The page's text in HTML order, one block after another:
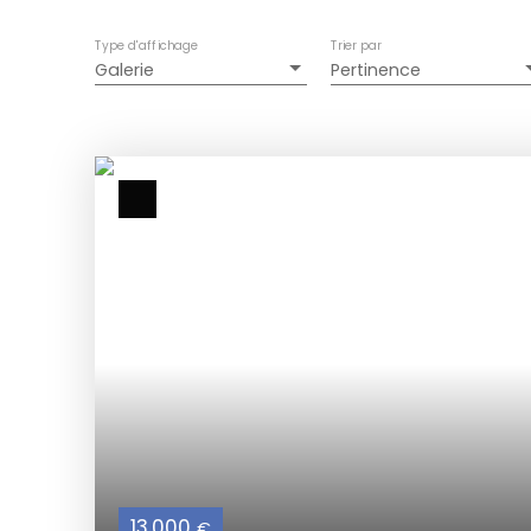
Galerie
Type d'affichage
Pertinence
Trier par